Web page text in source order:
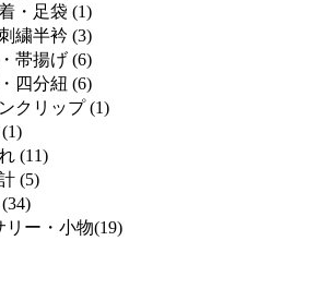
・足袋 (1)
繍半衿 (3)
帯揚げ (6)
四分紐 (6)
クリップ (1)
(11)
(5)
リー・小物(19)